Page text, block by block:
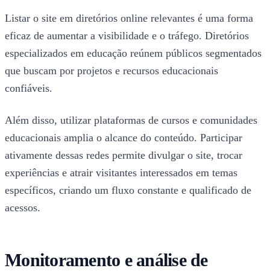
Listar o site em diretórios online relevantes é uma forma
eficaz de aumentar a visibilidade e o tráfego. Diretórios
especializados em educação reúnem públicos segmentados
que buscam por projetos e recursos educacionais
confiáveis.
Além disso, utilizar plataformas de cursos e comunidades
educacionais amplia o alcance do conteúdo. Participar
ativamente dessas redes permite divulgar o site, trocar
experiências e atrair visitantes interessados em temas
específicos, criando um fluxo constante e qualificado de
acessos.
Monitoramento e análise de